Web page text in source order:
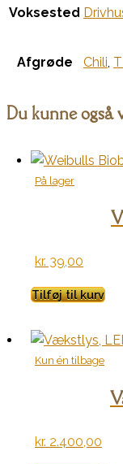
Voksested
Afgrøde Chili
Du kunne
På lager
kr. 39,00
Tilføj til kurv
Kun én tilbage
kr. 2.400,00